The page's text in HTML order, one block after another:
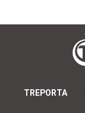
TREPORTA